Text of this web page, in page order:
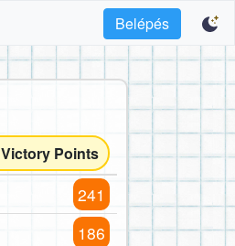
Belépés
Victory Points
241
186